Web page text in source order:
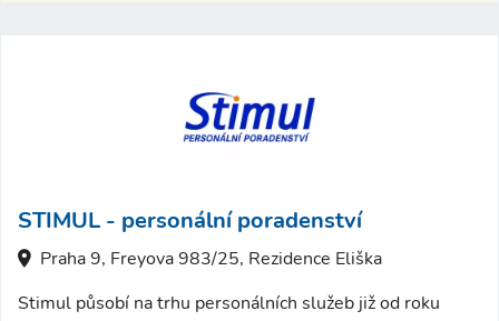
STIMUL - personální poradenství
Praha 9, Freyova 983/25, Rezidence Eliška
Stimul působí na trhu personálních služeb již od roku